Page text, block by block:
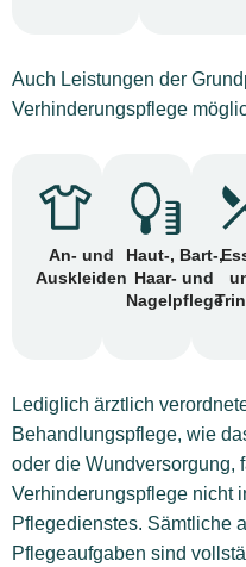
Auch Leistungen der
Verhinderungspflege
An- und
Auskleiden
Haut-, Bart-,
Haar- und
Nagelpflege
Lediglich ärztlich
Behandlungspflege, wie
oder die Wundversorgung,
Verhinderungspflege nicht
Pflegedienstes. Sämtliche
Pflegeaufgaben sind